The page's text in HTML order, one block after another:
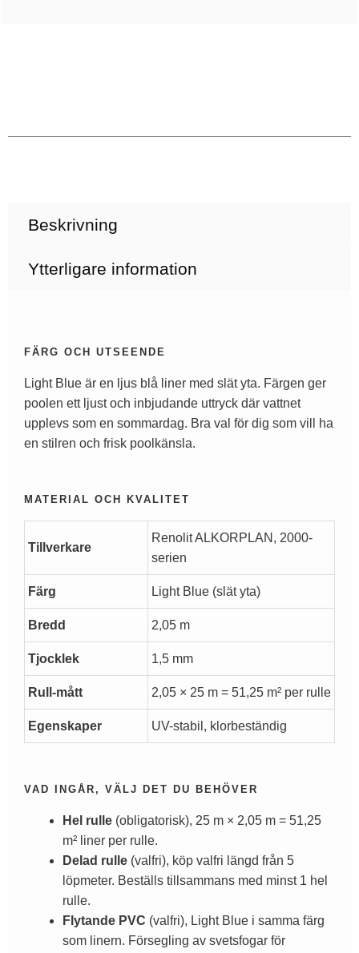
Beskrivning
Ytterligare information
FÄRG OCH UTSEENDE
Light Blue är en ljus blå liner med slät yta. Färgen ger
poolen ett ljust och inbjudande uttryck där vattnet
upplevs som en sommardag. Bra val för dig som vill ha
en stilren och frisk poolkänsla.
MATERIAL OCH KVALITET
Tillverkare
Renolit ALKORPLAN, 2000-
serien
Färg Light Blue (slät yta)
Bredd 2,05 m
Tjocklek 1,5 mm
Rull-mått 2,05 × 25 m = 51,25 m² per rulle
Egenskaper UV-stabil, klorbeständig
VAD INGÅR, VÄLJ DET DU BEHÖVER
Hel rulle (obligatorisk), 25 m × 2,05 m = 51,25
m² liner per rulle.
Delad rulle (valfri), köp valfri längd från 5
löpmeter. Beställs tillsammans med minst 1 hel
rulle.
Flytande PVC (valfri), Light Blue i samma färg
som linern. Försegling av svetsfogar för